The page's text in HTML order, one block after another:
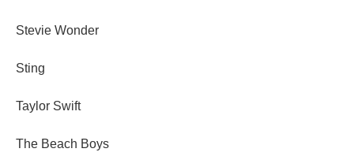
Stevie Wonder
Sting
Taylor Swift
The Beach Boys